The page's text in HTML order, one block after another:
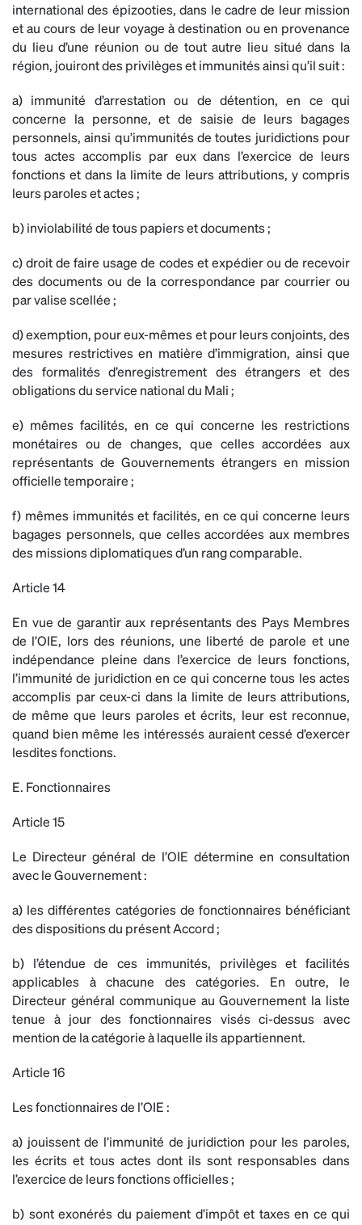
international des épizooties, dans le cadre de leur mission
et au cours de leur voyage à destination ou en provenance
du lieu d’une réunion ou de tout autre lieu situé dans la
région, jouiront des privilèges et immunités ainsi qu’il suit :
a) immunité d’arrestation ou de détention, en ce qui
concerne la personne, et de saisie de leurs bagages
personnels, ainsi qu’immunités de toutes juridictions pour
tous actes accomplis par eux dans l’exercice de leurs
fonctions et dans la limite de leurs attributions, y compris
leurs paroles et actes ;
b) inviolabilité de tous papiers et documents ;
c) droit de faire usage de codes et expédier ou de recevoir
des documents ou de la correspondance par courrier ou
par valise scellée ;
d) exemption, pour eux-mêmes et pour leurs conjoints, des
mesures restrictives en matière d’immigration, ainsi que
des formalités d’enregistrement des étrangers et des
obligations du service national du Mali ;
e) mêmes facilités, en ce qui concerne les restrictions
monétaires ou de changes, que celles accordées aux
représentants de Gouvernements étrangers en mission
officielle temporaire ;
f) mêmes immunités et facilités, en ce qui concerne leurs
bagages personnels, que celles accordées aux membres
des missions diplomatiques d’un rang comparable.
Article 14
En vue de garantir aux représentants des Pays Membres
de l’OIE, lors des réunions, une liberté de parole et une
indépendance pleine dans l’exercice de leurs fonctions,
l’immunité de juridiction en ce qui concerne tous les actes
accomplis par ceux-ci dans la limite de leurs attributions,
de même que leurs paroles et écrits, leur est reconnue,
quand bien même les intéressés auraient cessé d’exercer
lesdites fonctions.
E. Fonctionnaires
Article 15
Le Directeur général de l’OIE détermine en consultation
avec le Gouvernement :
a) les différentes catégories de fonctionnaires bénéficiant
des dispositions du présent Accord ;
b) l’étendue de ces immunités, privilèges et facilités
applicables à chacune des catégories. En outre, le
Directeur général communique au Gouvernement la liste
tenue à jour des fonctionnaires visés ci-dessus avec
mention de la catégorie à laquelle ils appartiennent.
Article 16
Les fonctionnaires de l’OIE :
a) jouissent de l’immunité de juridiction pour les paroles,
les écrits et tous actes dont ils sont responsables dans
l’exercice de leurs fonctions officielles ;
b) sont exonérés du paiement d’impôt et taxes en ce qui